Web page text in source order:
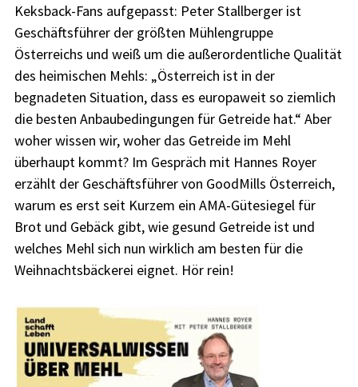
Keksback-Fans aufgepasst: Peter Stallberger ist
Geschäftsführer der größten Mühlengruppe
Österreichs und weiß um die außerordentliche Qualität
des heimischen Mehls: „Österreich ist in der
begnadeten Situation, dass es europaweit so ziemlich
die besten Anbaubedingungen für Getreide hat.“ Aber
woher wissen wir, woher das Getreide im Mehl
überhaupt kommt? Im Gespräch mit Hannes Royer
erzählt der Geschäftsführer von GoodMills Österreich,
warum es erst seit Kurzem ein AMA-Gütesiegel für
Brot und Gebäck gibt, wie gesund Getreide ist und
welches Mehl sich nun wirklich am besten für die
Weihnachtsbäckerei eignet. Hör rein!